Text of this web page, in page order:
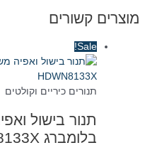
מוצרים קשורים
Sale!
תנורים כיריים וקולטים
בלומברג HDWN8133X